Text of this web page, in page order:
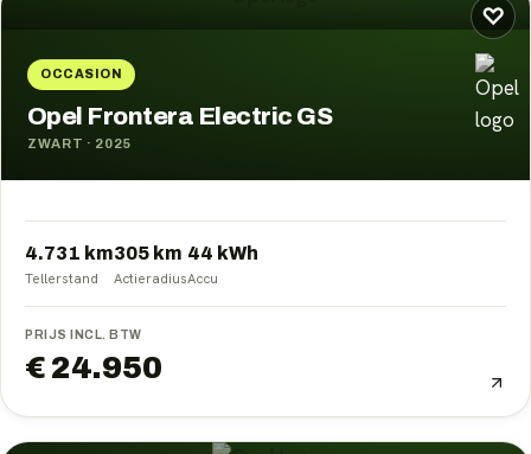
♡
OCCASION
Opel Frontera Electric GS
ZWART · 2025
4.731 km
Tellerstand
305 km
Actieradius
44 kWh
Accu
PRIJS INCL. BTW
€ 24.950